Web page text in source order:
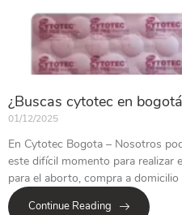
¿Buscas cytotec en
01/12/2025
En Cytotec Bogota – Nosotros
este difícil momento para realizar
para el aborto, compra a
Continue Reading